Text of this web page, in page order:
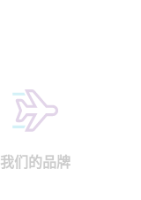
我们的品牌